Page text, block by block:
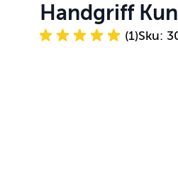
Handgriff
(1)Sku: